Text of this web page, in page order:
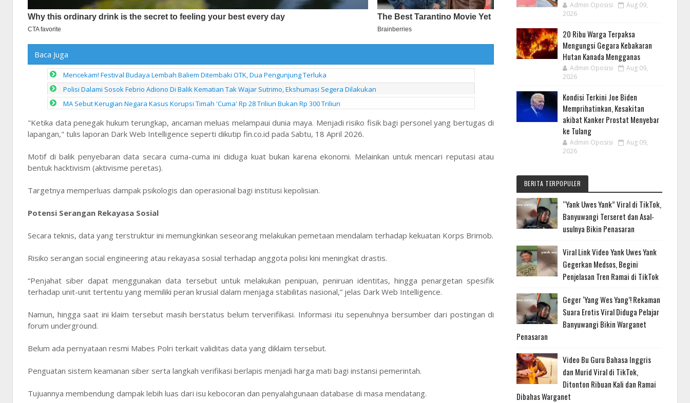
Baca Juga
Mencekam! Festival Budaya Lembah Baliem Ditembaki OTK, Dua Pengunjung Terluka
Polisi Dalami Sosok Febrio Adiono Di Balik Kematian Tak Wajar Sutrimo, Ekshumasi Segera Dilakukan
MA Sebut Kerugian Negara Kasus Korupsi Timah 'Cuma' Rp 28 Triliun Bukan Rp 300 Triliun
"Ketika data penegak hukum terungkap, ancaman meluas melampaui dunia maya. Menjadi risiko fisik bagi personel yang bertugas di
lapangan," tulis laporan Dark Web Intelligence seperti dikutip fin.co.id pada Sabtu, 18 April 2026.
Motif di balik penyebaran data secara cuma-cuma ini diduga kuat bukan karena ekonomi. Melainkan untuk mencari reputasi atau
bentuk hacktivism (aktivisme peretas).
Targetnya memperluas dampak psikologis dan operasional bagi institusi kepolisian.
Potensi Serangan Rekayasa Sosial
Secara teknis, data yang terstruktur ini memungkinkan seseorang melakukan pemetaan mendalam terhadap kekuatan Korps Brimob.
Risiko serangan social engineering atau rekayasa sosial terhadap anggota polisi kini meningkat drastis.
“Penjahat siber dapat menggunakan data tersebut untuk melakukan penipuan, peniruan identitas, hingga penargetan spesifik
terhadap unit-unit tertentu yang memiliki peran krusial dalam menjaga stabilitas nasional,” jelas Dark Web Intelligence.
Namun, hingga saat ini klaim tersebut masih berstatus belum terverifikasi. Informasi itu sepenuhnya bersumber dari postingan di
forum underground.
Belum ada pernyataan resmi Mabes Polri terkait validitas data yang diklaim tersebut.
Penguatan sistem keamanan siber serta langkah verifikasi berlapis menjadi harga mati bagi instansi pemerintah.
Tujuannya membendung dampak lebih luas dari isu kebocoran dan penyalahgunaan database di masa mendatang.
Admin Oposisi
Aug 09,
2026
20 Ribu Warga Terpaksa
Mengungsi Gegara Kebakaran
Hutan Kanada Mengganas
Admin Oposisi
Aug 09,
2026
Kondisi Terkini Joe Biden
Memprihatinkan, Kesakitan
akibat Kanker Prostat Menyebar
ke Tulang
Admin Oposisi
Aug 09,
2026
BERITA TERPOPULER
“Yank Uwes Yank” Viral di TikTok,
Banyuwangi Terseret dan Asal-
usulnya Bikin Penasaran
Viral Link Video Yank Uwes Yank
Gegerkan Medsos, Begini
Penjelasan Tren Ramai di TikTok
Geger ‘Yang Wes Yang’! Rekaman
Suara Erotis Viral Diduga Pelajar
Banyuwangi Bikin Warganet
Penasaran
Video Bu Guru Bahasa Inggris
dan Murid Viral di TikTok,
Ditonton Ribuan Kali dan Ramai
Dibahas Warganet